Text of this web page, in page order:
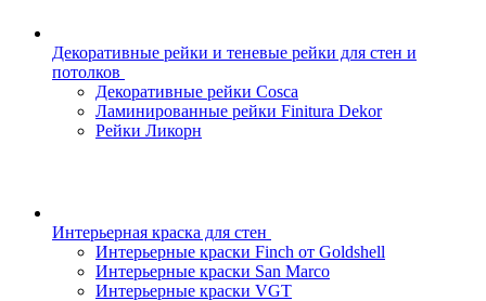
Декоративные рейки и теневые рейки для стен и
потолков
Декоративные рейки Cosca
Ламинированные рейки Finitura Dekor
Рейки Ликорн
Интерьерная краска для стен
Интерьерные краски Finch от Goldshell
Интерьерные краски San Marco
Интерьерные краски VGT